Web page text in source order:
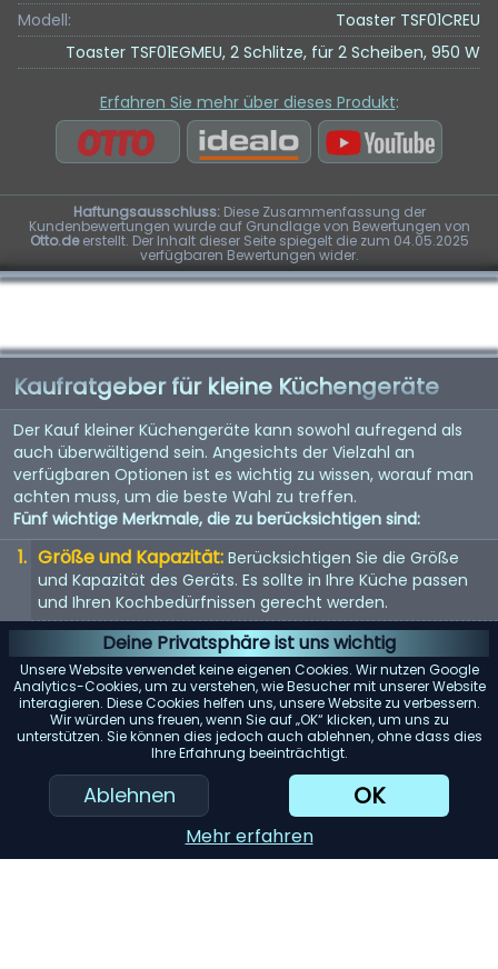
Deine Privatsphäre ist uns wichtig
Unsere Website verwendet keine eigenen Cookies. Wir nutzen Google
Analytics-Cookies, um zu verstehen, wie Besucher mit unserer Website
interagieren. Diese Cookies helfen uns, unsere Website zu verbessern.
Wir würden uns freuen, wenn Sie auf „OK“ klicken, um uns zu
unterstützen. Sie können dies jedoch auch ablehnen, ohne dass dies
Ihre Erfahrung beeinträchtigt.
Ablehnen OK
Mehr erfahren
Modell:
Toaster TSF01CREU
Toaster TSF01EGMEU, 2 Schlitze, für 2 Scheiben, 950 W
Erfahren Sie mehr über dieses Produkt:
Haftungsausschluss:Diese Zusammenfassung der
Kundenbewertungen wurde auf Grundlage von Bewertungen von
Otto.deerstellt. Der Inhalt dieser Seite spiegelt die zum 04.05.2025
verfügbaren Bewertungen wider.
Kaufratgeber für kleine Küchengeräte
Der Kauf kleiner Küchengeräte kann sowohl aufregend als
auch überwältigend sein. Angesichts der Vielzahl an
verfügbaren Optionen ist es wichtig zu wissen, worauf man
achten muss, um die beste Wahl zu treffen.
Fünf wichtige Merkmale, die zu berücksichtigen sind:
Größe und Kapazität: Berücksichtigen Sie die Größe
und Kapazität des Geräts. Es sollte in Ihre Küche passen
und Ihren Kochbedürfnissen gerecht werden.
Energieeffizienz: Energieeffiziente Geräte sparen nicht
nur Geld bei der Stromrechnung, sondern sind auch
umweltfreundlich.
Benutzerfreundlichkeit: Suchen Sie nach Geräten mit
benutzerfreundlichen Bedienelementen und Funktionen.
Sie sollten einfach zu bedienen und zu reinigen sein.
KI-Einkaufsassistent